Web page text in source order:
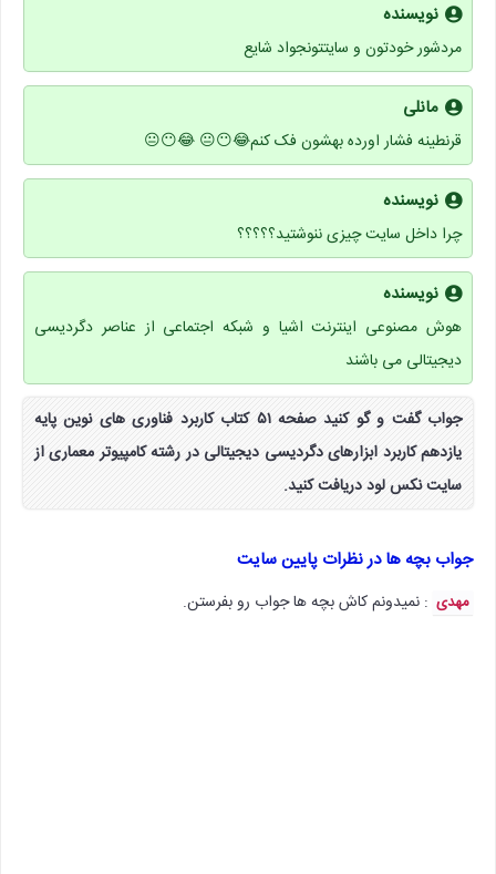
نویسنده
مردشور خودتون و سایتتونجواد شایع
مانلی
قرنطینه فشار اورده بهشون فک کنم😂😶😐 😂😶😐
نویسنده
چرا داخل سایت چیزی ننوشتید؟؟؟؟؟
نویسنده
هوش مصنوعی اینترنت اشیا و شبکه اجتماعی از عناصر دگردیسی
دیجیتالی می باشند
جواب گفت و گو کنید صفحه ۵۱ کتاب کاربرد فناوری های نوین پایه
یازدهم کاربرد ابزارهای دگردیسی دیجیتالی در رشته کامپیوتر معماری از
سایت نکس لود دریافت کنید.
جواب بچه ها در نظرات پایین سایت
مهدی : نمیدونم کاش بچه ها جواب رو بفرستن.